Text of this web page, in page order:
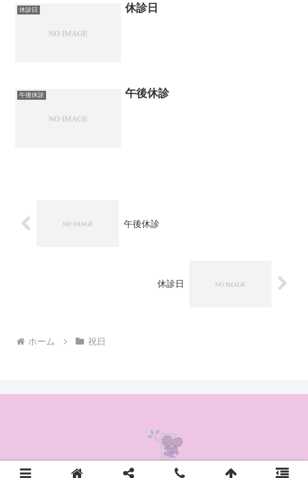
休診日 休診日
午後休診 午後休診
午後休診
休診日
ホーム 祝日
© 2020 かんの耳鼻咽喉科クリニック.